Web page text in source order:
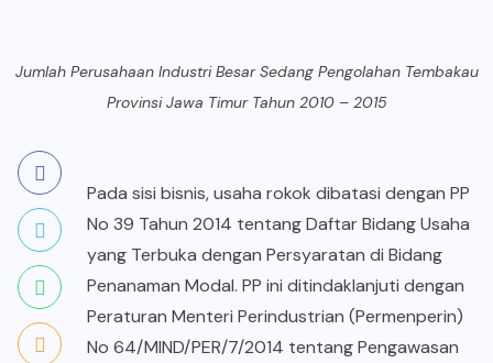
Jumlah Perusahaan Industri Besar Sedang Pengolahan Tembakau
Provinsi Jawa Timur Tahun 2010 – 2015
Pada sisi bisnis, usaha rokok dibatasi dengan PP
No 39 Tahun 2014 tentang Daftar Bidang Usaha
yang Terbuka dengan Persyaratan di Bidang
Penanaman Modal. PP ini ditindaklanjuti dengan
Peraturan Menteri Perindustrian (Permenperin)
No 64/MIND/PER/7/2014 tentang Pengawasan